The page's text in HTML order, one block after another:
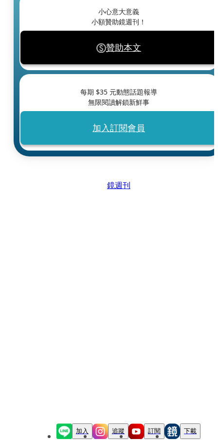
小心意大意義
小額贊助鏡週刊！
贊助本文
每期 $35 元動態話題報導
無限閱讀解鎖新鮮事
加入訂閱會員
鏡週刊
加入 追蹤 訂閱 下載